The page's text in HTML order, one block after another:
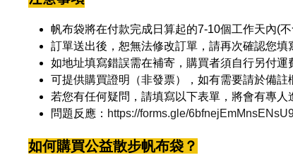
帆布袋將在付款完成日算起的7-10個工作天內(
訂單送出後，恕無法修改訂單，請再次確認您填
如地址填寫錯誤需在補寄，購買者須自行另付運
可提供購買證明（非發票），如有需要請於備註
若您有任何疑問，請填寫以下表單，將會有專人
問題反應： https://forms.gle/
如何購買公益散步帆布袋？